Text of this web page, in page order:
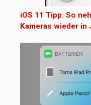
iOS 11 Tipp: So
Kameras wieder in